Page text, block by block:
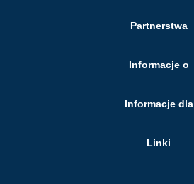
Partnerstwa
Informacje o
Informacje dla
Linki